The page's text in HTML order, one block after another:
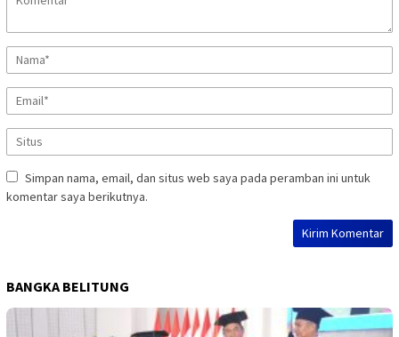
Simpan nama, email, dan situs web saya pada peramban ini untuk
komentar saya berikutnya.
BANGKA BELITUNG